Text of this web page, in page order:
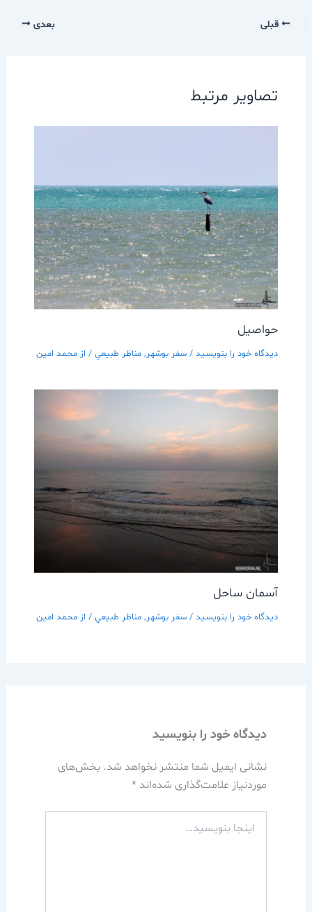
قبلی بعدی
تصاویر مرتبط
حواصیل
دیدگاه‌ خود را بنویسید / سفر بوشهر, مناظر طبيعي/ از محمد امین
آسمان ساحل
دیدگاه‌ خود را بنویسید / سفر بوشهر, مناظر طبيعي/ از محمد امین
دیدگاه‌ خود را بنویسید
نشانی ایمیل شما منتشر نخواهد شد. بخش‌های
موردنیاز علامت‌گذاری شده‌اند *
بنویسید…